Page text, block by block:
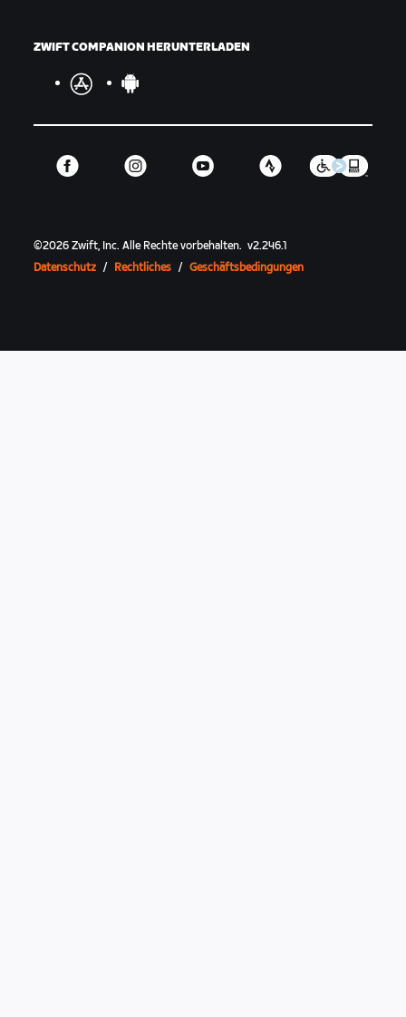
ZWIFT COMPANION HERUNTERLADEN
©2026 Zwift, Inc.Alle Rechte vorbehalten. v2.246.1
Datenschutz / Rechtliches / Geschäftsbedingungen